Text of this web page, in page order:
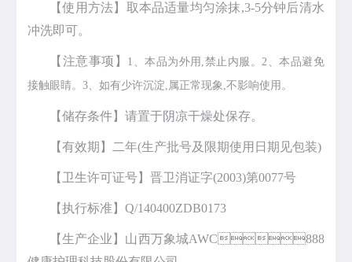
【使用方法】取本品适量均匀涂抹,3-5分钟后清水
冲洗即可。
【注意事项】 1、本品为外用,禁止内服。2、本品避免
接触眼睛。3、如有少许沉淀,属正常现象,不影响使用。
【储存条件】请置于阴凉干燥处保存。
【有效期】二年(生产批号及限期使用日期见包装)
【卫生许可证号】晋卫消证字(2003)第0077号
【执行标准】Q/140400ZDB0173
【生产企业】山西万象城AWC888